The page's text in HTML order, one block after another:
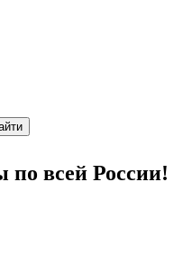
по всей России!